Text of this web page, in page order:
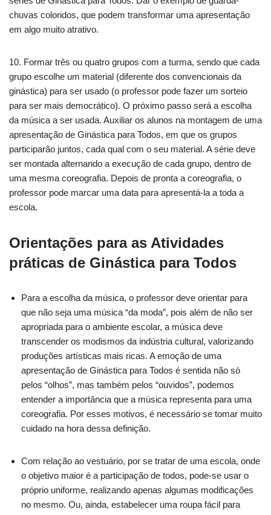
chuvas coloridos, que podem transformar uma apresentação
em algo muito atrativo.
10. Formar três ou quatro grupos com a turma, sendo que cada
grupo escolhe um material (diferente dos convencionais da
ginástica) para ser usado (o professor pode fazer um sorteio
para ser mais democrático). O próximo passo será a escolha
da música a ser usada. Auxiliar os alunos na montagem de uma
apresentação de Ginástica para Todos, em que os grupos
participarão juntos, cada qual com o seu material. A série deve
ser montada alternando a execução de cada grupo, dentro de
uma mesma coreografia. Depois de pronta a coreografia, o
professor pode marcar uma data para apresentá-la a toda a
escola.
Orientações para as Atividades
práticas de Ginástica para Todos
Para a escolha da música, o professor deve orientar para
que não seja uma música “da moda”, pois além de não ser
apropriada para o ambiente escolar, a música deve
transcender os modismos da indústria cultural, valorizando
produções artísticas mais ricas. A emoção de uma
apresentação de Ginástica para Todos é sentida não só
pelos “olhos”, mas também pelos “ouvidos”, podemos
entender a importância que a música representa para uma
coreografia. Por esses motivos, é necessário se tomar muito
cuidado na hora dessa definição.
Com relação ao vestuário, por se tratar de uma escola, onde
o objetivo maior é a participação de todos, pode-se usar o
próprio uniforme, realizando apenas algumas modificações
no mesmo. Ou, ainda, estabelecer uma roupa fácil para